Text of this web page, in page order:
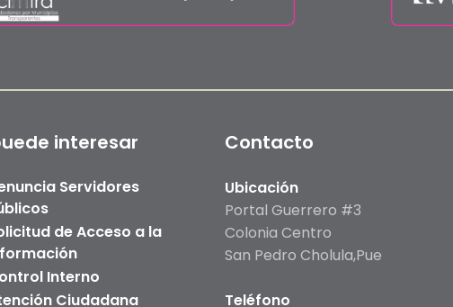
interesar
Servidores
de Acceso a la
Interno
Ciudadana
Contacto
Ubicación
Portal Guerrero #3
Colonia Centro
San Pedro Cholula,Pue
Teléfono